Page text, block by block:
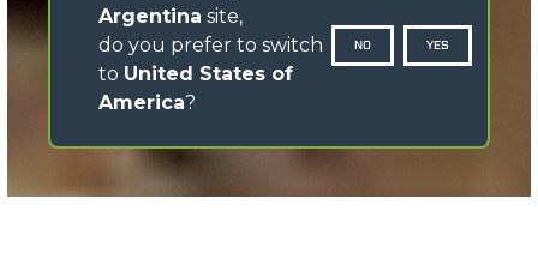
Argentina site,
do you prefer to switch
to United States of
America?
NO YES